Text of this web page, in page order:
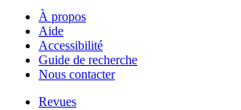
À propos
Aide
Accessibilité
Guide de recherche
Nous contacter
Revues